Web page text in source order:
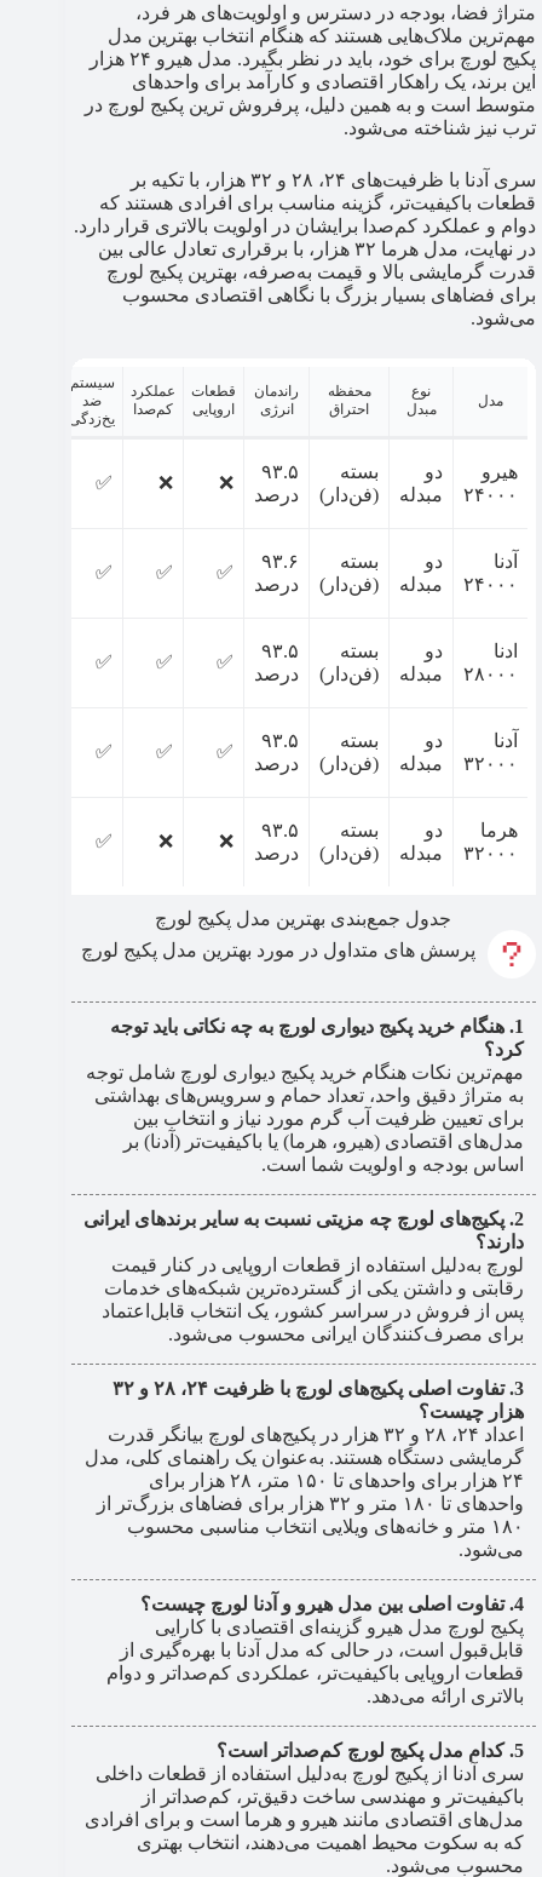
متراژ فضا، بودجه در دسترس و اولویت‌های هر فرد،
مهم‌ترین ملاک‌هایی هستند که هنگام انتخاب بهترین مدل
پکیج لورچ​ برای خود، باید در نظر بگیرد. مدل هیرو ۲۴ هزار
این برند، یک راهکار اقتصادی و کارآمد برای واحدهای
متوسط است و به همین دلیل، پرفروش ترین پکیج لورچ​ در
ترب نیز شناخته می‌شود.
سری آدنا با ظرفیت‌های ۲۴، ۲۸ و ۳۲ هزار، با تکیه بر
قطعات باکیفیت‌تر، گزینه مناسب برای افرادی هستند که
دوام و عملکرد کم‌صدا برایشان در اولویت بالاتری قرار دارد.
در نهایت، مدل هرما ۳۲ هزار، با برقراری تعادل عالی بین
قدرت گرمایشی بالا و قیمت به‌صرفه، بهترین پکیج لورچ​
برای فضاهای بسیار بزرگ با نگاهی اقتصادی محسوب
می‌شود.
مدل
نوع
مبدل
محفظه
احتراق
راندمان
انرژی
قطعات
اروپایی
عملکرد
کم‌صدا
سیستم
ضد
یخ‌زدگی
هیرو
۲۴۰۰۰
دو
مبدله
بسته
(فن‌دار)
۹۳.۵
درصد
❌
❌
✅
آدنا
۲۴۰۰۰
دو
مبدله
بسته
(فن‌دار)
۹۳.۶
درصد
✅
✅
✅
ادنا
۲۸۰۰۰
دو
مبدله
بسته
(فن‌دار)
۹۳.۵
درصد
✅
✅
✅
آدنا
۳۲۰۰۰
دو
مبدله
بسته
(فن‌دار)
۹۳.۵
درصد
✅
✅
✅
هرما
۳۲۰۰۰
دو
مبدله
بسته
(فن‌دار)
۹۳.۵
درصد
❌
❌
✅
جدول جمع‌بندی بهترین مدل پکیج لورچ
پرسش های متداول در مورد بهترین مدل پکیج لورچ
هنگام خرید پکیج دیواری لورچ به چه نکاتی باید توجه
کرد؟
مهم‌ترین نکات هنگام خرید پکیج دیواری لورچ شامل توجه
به متراژ دقیق واحد، تعداد حمام و سرویس‌های بهداشتی
برای تعیین ظرفیت آب گرم مورد نیاز و انتخاب بین
مدل‌های اقتصادی (هیرو، هرما) یا باکیفیت‌تر (آدنا) بر
اساس بودجه و اولویت شما است.
پکیج‌های لورچ چه مزیتی نسبت به سایر برندهای ایرانی
دارند؟
لورچ به‌دلیل استفاده از قطعات اروپایی در کنار قیمت
رقابتی و داشتن یکی از گسترده‌ترین شبکه‌های خدمات
پس از فروش در سراسر کشور، یک انتخاب قابل‌اعتماد
برای مصرف‌کنندگان ایرانی محسوب می‌شود.
تفاوت اصلی پکیج‌های لورچ با ظرفیت ۲۴، ۲۸ و ۳۲
هزار چیست؟
اعداد ۲۴، ۲۸ و ۳۲ هزار در پکیج‌های لورچ بیانگر قدرت
گرمایشی دستگاه هستند. به‌عنوان یک راهنمای کلی، مدل
۲۴ هزار برای واحدهای تا ۱۵۰ متر، ۲۸ هزار برای
واحدهای تا ۱۸۰ متر و ۳۲ هزار برای فضاهای بزرگ‌تر از
۱۸۰ متر و خانه‌های ویلایی انتخاب مناسبی محسوب
می‌شود.
تفاوت اصلی بین مدل هیرو و آدنا لورچ چیست؟
پکیج لورچ مدل هیرو گزینه‌ای اقتصادی با کارایی
قابل‌قبول است، در حالی که مدل آدنا با بهره‌گیری از
قطعات اروپایی باکیفیت‌تر، عملکردی کم‌صداتر و دوام
بالاتری ارائه می‌دهد.
کدام مدل پکیج لورچ کم‌صداتر است؟
سری آدنا از پکیج لورچ به‌دلیل استفاده از قطعات داخلی
باکیفیت‌تر و مهندسی ساخت دقیق‌تر، کم‌صداتر از
مدل‌های اقتصادی مانند هیرو و هرما است و برای افرادی
که به سکوت محیط اهمیت می‌دهند، انتخاب بهتری
محسوب می‌شود.